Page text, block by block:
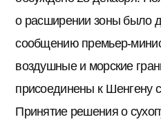
о расширении зоны было
сообщению премьер-
воздушные и морские
присоединены к Шенгену
Принятие решения о